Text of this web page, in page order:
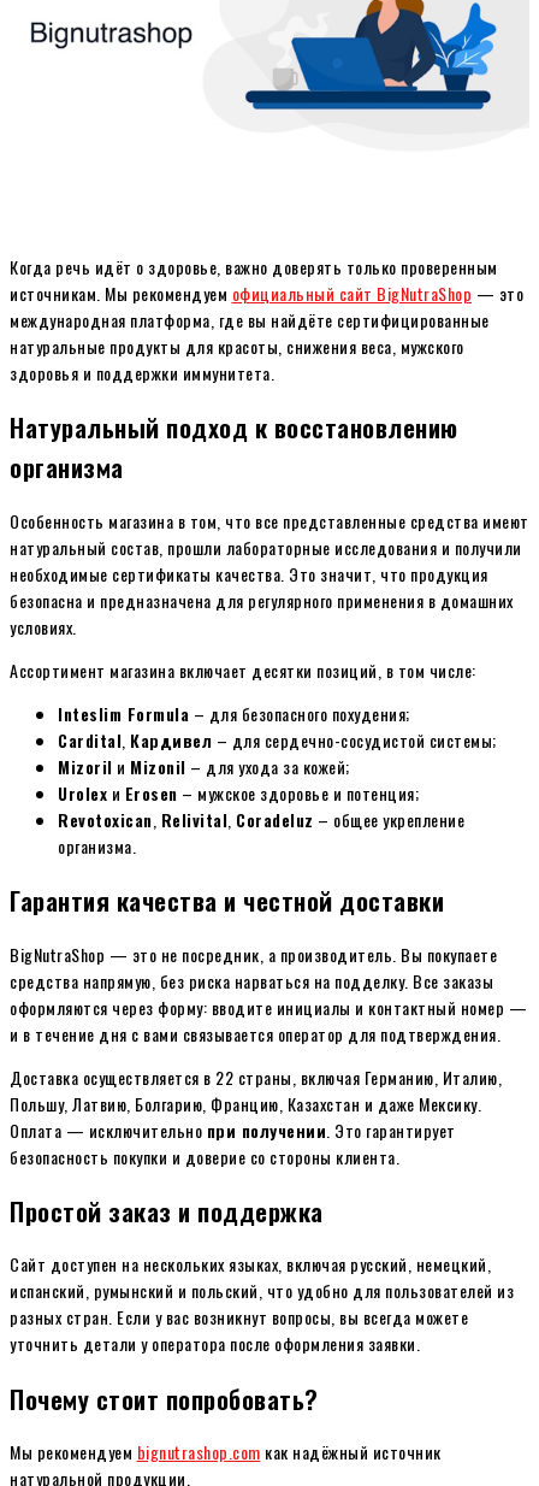
Когда речь идёт о здоровье, важно доверять только проверенным
источникам. Мы рекомендуем официальный сайт BigNutraShop — это
международная платформа, где вы найдёте сертифицированные
натуральные продукты для красоты, снижения веса, мужского
здоровья и поддержки иммунитета.
Натуральный подход к восстановлению
организма
Особенность магазина в том, что все представленные средства имеют
натуральный состав, прошли лабораторные исследования и получили
необходимые сертификаты качества. Это значит, что продукция
безопасна и предназначена для регулярного применения в домашних
условиях.
Ассортимент магазина включает десятки позиций, в том числе:
Inteslim Formula – для безопасного похудения;
Cardital Кардивел – для сердечно-сосудистой системы;
Mizoril и Mizonil – для ухода за кожей;
Urolex и Erosen – мужское здоровье и потенция;
Revotoxican Relivital Coradeluz – общее укрепление
организма.
Гарантия качества и честной доставки
BigNutraShop — это не посредник, а производитель. Вы покупаете
средства напрямую, без риска нарваться на подделку. Все заказы
оформляются через форму: вводите инициалы и контактный номер —
и в течение дня с вами связывается оператор для подтверждения.
Доставка осуществляется в 22 страны, включая Германию, Италию,
Польшу, Латвию, Болгарию, Францию, Казахстан и даже Мексику.
Оплата — исключительно при получении . Это гарантирует
безопасность покупки и доверие со стороны клиента.
Простой заказ и поддержка
Сайт доступен на нескольких языках, включая русский, немецкий,
испанский, румынский и польский, что удобно для пользователей из
разных стран. Если у вас возникнут вопросы, вы всегда можете
уточнить детали у оператора после оформления заявки.
Почему стоит попробовать?
Мы рекомендуем bignutrashop.com как надёжный источник
натуральной продукции.